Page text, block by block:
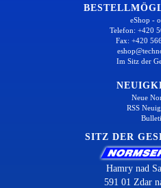
eShop -
Telefon: +420
Fax: +420
Im Sitz der
Neue
RSS
SITZ DER
Hamry nad
591 01 Zdar